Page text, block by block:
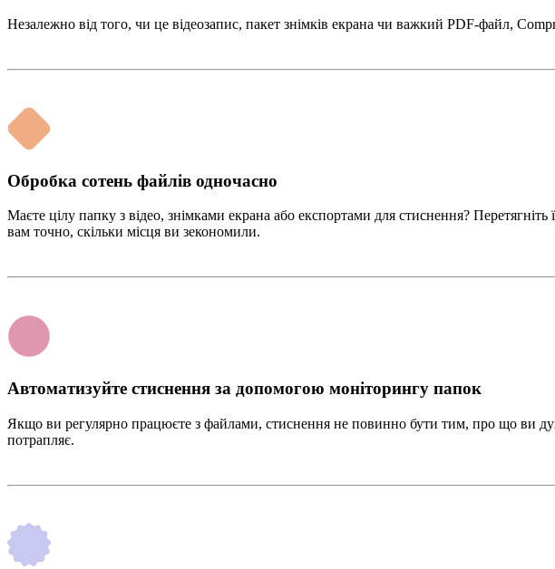
Незалежно від того, чи це відеозапис, пакет знімків екрана чи важкий PDF-файл,
Обробка сотень файлів одночасно
Маєте цілу папку з відео, знімками екрана або експортами для стиснення?
вам точно, скільки місця ви зекономили.
Автоматизуйте стиснення за допомогою моніторингу папок
Якщо ви регулярно працюєте з файлами, стиснення не повинно бути тим, про що ви
потрапляє.